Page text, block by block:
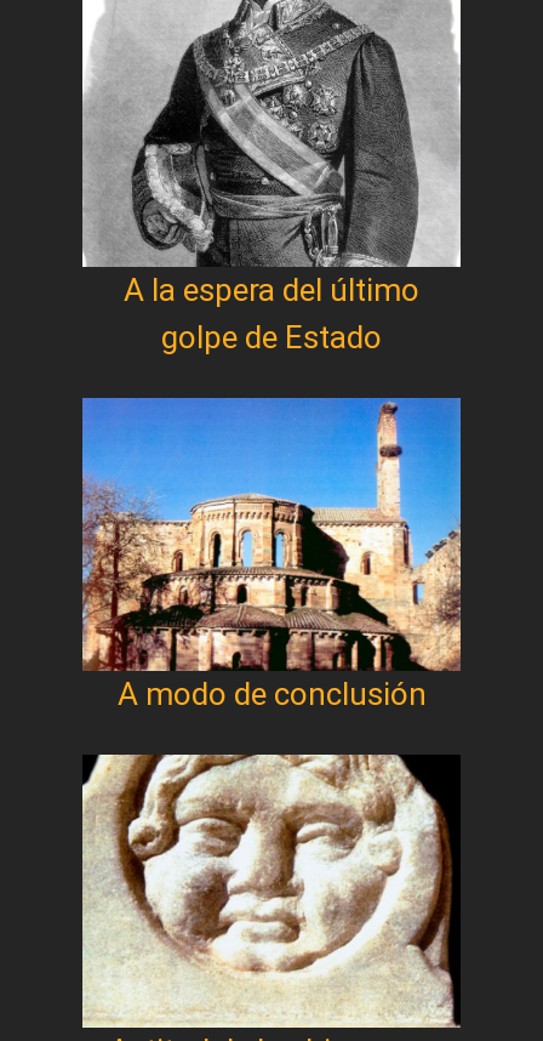
A la espera del último
golpe de Estado
A modo de conclusión